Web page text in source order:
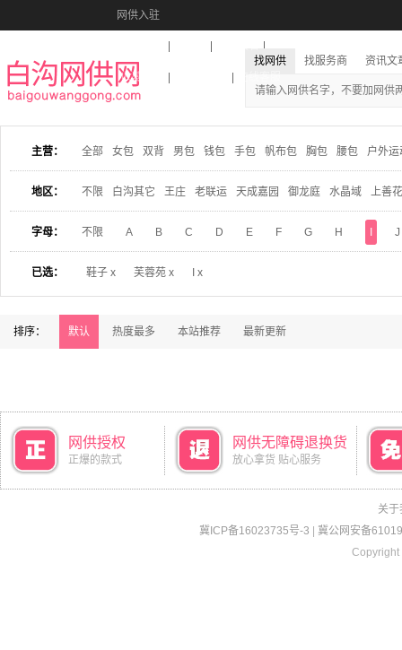
网供入驻
收藏本站
找网供 找服务商 资讯文
主营： 全部 女包 双背 男包 钱包 手包 帆布包 胸包 腰包 户外运
地区： 不限 白沟其它 王庄 老联运 天成嘉园 御龙庭 水晶域 上善
字母： 不限 A B C D E F G H J
已选： 鞋子 x 芙蓉苑 x I x
排序： 默认 热度最多 本站推荐 最新更新
网供授权
正爆的款式
网供无障碍退换货
放心拿货 贴心服务
关于
冀ICP备16023735号-3
冀公网安备